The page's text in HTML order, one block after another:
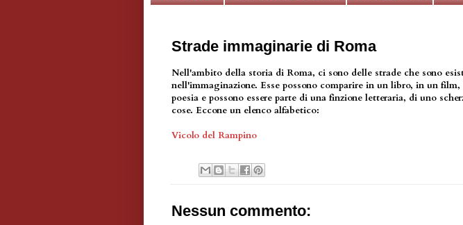
Strade immaginarie di Roma
Nell'ambito della storia di Roma, ci sono delle strade che sono
nell'immaginazione. Esse possono comparire in un libro, in un
poesia e possono essere parte di una finzione letteraria, di uno
cose. Eccone un elenco alfabetico:
Vicolo del Rampino
Nessun commento: